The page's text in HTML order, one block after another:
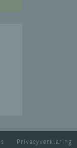
Privacyverklaring